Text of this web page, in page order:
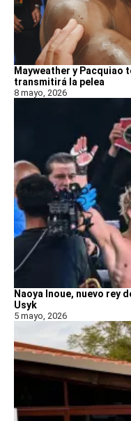
Mayweather y Pacquiao
transmitirá la pelea
8 mayo, 2026
Naoya Inoue, nuevo rey
Usyk
5 mayo, 2026